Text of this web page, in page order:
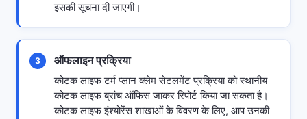
इसकी सूचना दी जाएगी।
3 ऑफलाइन प्रक्रिया
कोटक लाइफ टर्म प्लान क्लेम सेटलमेंट प्रक्रिया को स्थानीय
कोटक लाइफ ब्रांच ऑफिस जाकर रिपोर्ट किया जा सकता है।
कोटक लाइफ इंश्योरेंस शाखाओं के विवरण के लिए, आप उनकी